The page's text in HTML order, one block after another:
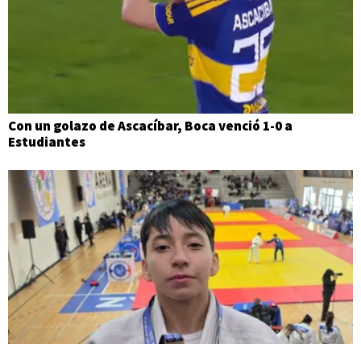
Con un golazo de Ascacíbar, Boca venció 1-0 a
Estudiantes